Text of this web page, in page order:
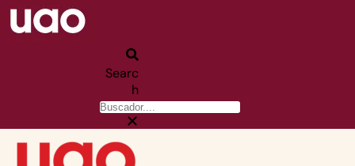
Searc
h